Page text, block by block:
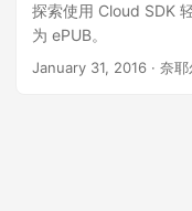
探索使用 Cloud SDK
为 ePUB。
January 31, 2016 · 奈